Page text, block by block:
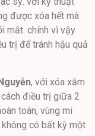
được xóa hết mà
mắt. chính vì vậy
trị để tránh hậu quả
, với xóa xăm
điều trị giữa 2
toàn, vùng mi
có bất kỳ một